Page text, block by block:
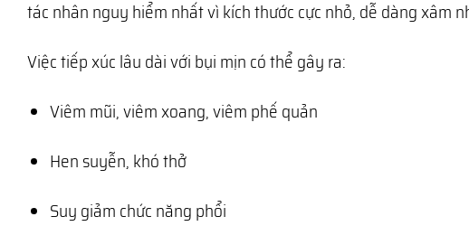
tác nhân nguy hiểm nhất vì kích thước cực nhỏ, dễ dàng xâm
Việc tiếp xúc lâu dài với bụi mịn có thể gây ra:
Viêm mũi, viêm xoang, viêm phế quản
Hen suyễn, khó thở
Suy giảm chức năng phổi